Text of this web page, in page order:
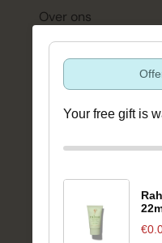
Over ons
Ondersteuning en
088-6063800
ma-vr 08:30 -
Of via ons
Your free gift is